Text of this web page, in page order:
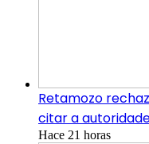
Retamozo
citar a
Hace 21 horas